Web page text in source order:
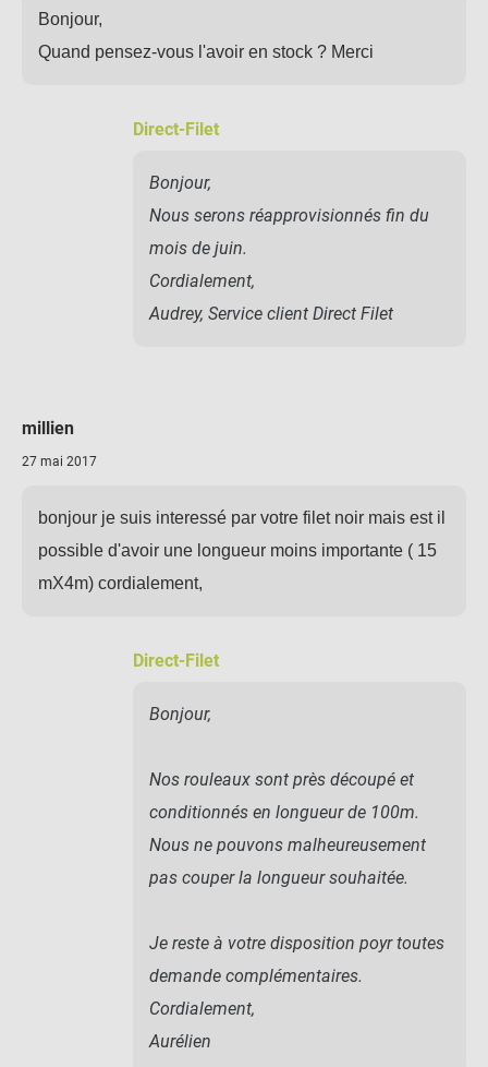
Bonjour,
Quand pensez-vous l'avoir en stock ? Merci
Direct-Filet
Bonjour,
Nous serons réapprovisionnés fin du
mois de juin.
Cordialement,
Audrey, Service client Direct Filet
millien
27 mai 2017
bonjour je suis interessé par votre filet noir mais est il
possible d'avoir une longueur moins importante ( 15
mX4m) cordialement,
Direct-Filet
Bonjour,
Nos rouleaux sont près découpé et
conditionnés en longueur de 100m.
Nous ne pouvons malheureusement
pas couper la longueur souhaitée.
Je reste à votre disposition poyr toutes
demande complémentaires.
Cordialement,
Aurélien